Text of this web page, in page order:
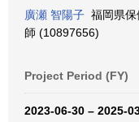
廣瀬 智陽子 福岡県
師 (10897656)
Project Period (FY)
2023-06-30 – 2025-